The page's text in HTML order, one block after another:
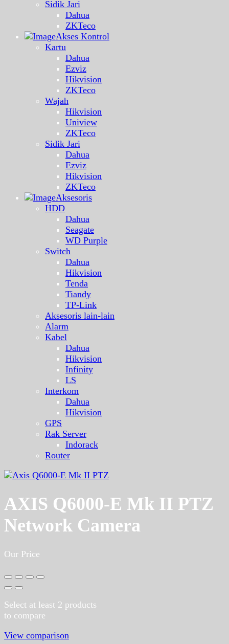
Sidik Jari
Dahua
ZKTeco
Akses Kontrol
Kartu
Dahua
Ezviz
Hikvision
ZKTeco
Wajah
Hikvision
Uniview
ZKTeco
Sidik Jari
Dahua
Ezviz
Hikvision
ZKTeco
Aksesoris
HDD
Dahua
Seagate
WD Purple
Switch
Dahua
Hikvision
Tenda
Tiandy
TP-Link
Aksesoris lain-lain
Alarm
Kabel
Dahua
Hikvision
Infinity
LS
Interkom
Dahua
Hikvision
GPS
Rak Server
Indorack
Router
AXIS Q6000-E Mk II PTZ
Network Camera
Our Price
Select at least 2 products
to compare
View comparison